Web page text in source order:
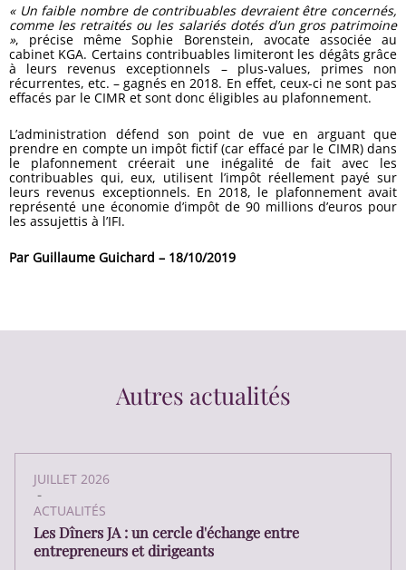
« Un faible nombre de contribuables devraient être concernés,
comme les retraités ou les salariés dotés d’un gros patrimoine
», précise même Sophie Borenstein, avocate associée au
cabinet KGA. Certains contribuables limiteront les dégâts grâce
à leurs revenus exceptionnels – plus-values, primes non
récurrentes, etc. – gagnés en 2018. En effet, ceux-ci ne sont pas
effacés par le CIMR et sont donc éligibles au plafonnement.
L’administration défend son point de vue en arguant que
prendre en compte un impôt fictif (car effacé par le CIMR) dans
le plafonnement créerait une inégalité de fait avec les
contribuables qui, eux, utilisent l’impôt réellement payé sur
leurs revenus exceptionnels. En 2018, le plafonnement avait
représenté une économie d’impôt de 90 millions d’euros pour
les assujettis à l’IFI.
Par Guillaume Guichard – 18/10/2019
Autres actualités
JUILLET 2026
-
ACTUALITÉS
Les Dîners JA : un cercle d'échange entre
entrepreneurs et dirigeants